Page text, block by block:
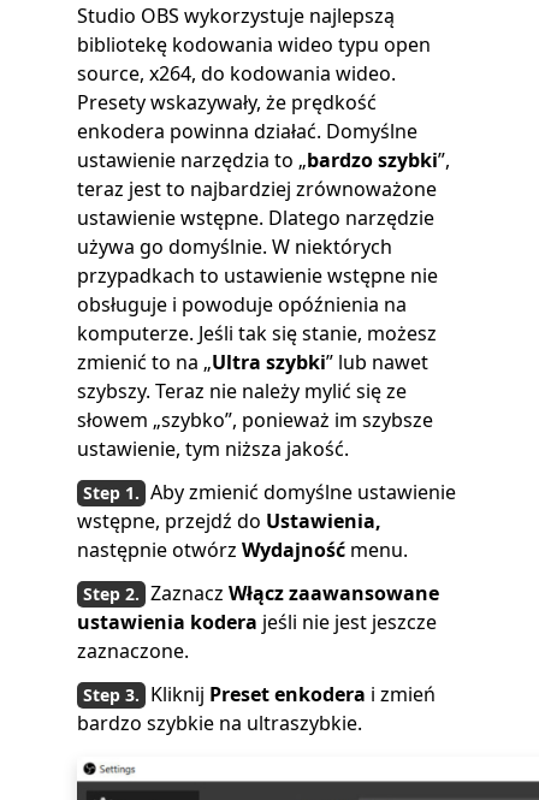
Studio OBS wykorzystuje najlepszą
bibliotekę kodowania wideo typu open
source, x264, do kodowania wideo.
Presety wskazywały, że prędkość
enkodera powinna działać. Domyślne
ustawienie narzędzia to „bardzo szybki”,
teraz jest to najbardziej zrównoważone
ustawienie wstępne. Dlatego narzędzie
używa go domyślnie. W niektórych
przypadkach to ustawienie wstępne nie
obsługuje i powoduje opóźnienia na
komputerze. Jeśli tak się stanie, możesz
zmienić to na „Ultra szybki” lub nawet
szybszy. Teraz nie należy mylić się ze
słowem „szybko”, ponieważ im szybsze
ustawienie, tym niższa jakość.
Aby zmienić domyślne ustawienie
wstępne, przejdź do Ustawienia,
następnie otwórz Wydajność menu.
Zaznacz Włącz zaawansowane
ustawienia kodera jeśli nie jest jeszcze
zaznaczone.
Kliknij Preset enkodera i zmień
bardzo szybkie na ultraszybkie.